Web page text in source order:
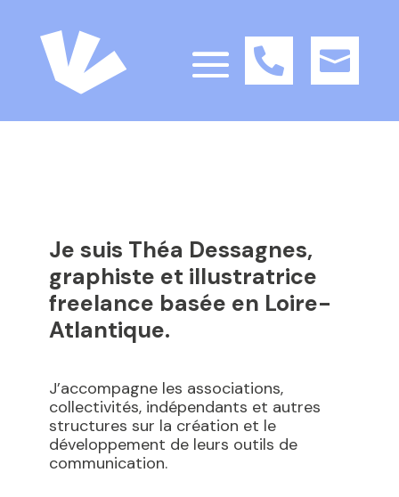
 
Je suis Théa Dessagnes,
graphiste et illustratrice
freelance basée en Loire-
Atlantique.
J’accompagne les associations,
collectivités, indépendants et autres
structures sur la création et le
développement de leurs outils de
communication.